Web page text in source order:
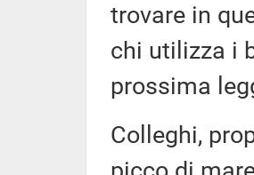
trovare in
chi utilizza i
prossima
Colleghi,